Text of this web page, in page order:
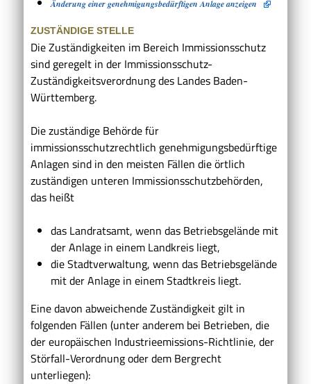
Änderung einer genehmigungsbedürftigen Anlage anzeigen
ZUSTÄNDIGE STELLE
Die Zuständigkeiten im Bereich Immissionsschutz
sind geregelt in der Immissionsschutz-
Zuständigkeitsverordnung des Landes Baden-
Württemberg.
Die zuständige Behörde für
immissionsschutzrechtlich genehmigungsbedürftige
Anlagen sind in den meisten Fällen die örtlich
zuständigen unteren Immissionsschutzbehörden,
das heißt
das Landratsamt, wenn das Betriebsgelände mit
der Anlage in einem Landkreis liegt,
die Stadtverwaltung, wenn das Betriebsgelände
mit der Anlage in einem Stadtkreis liegt.
Eine davon abweichende Zuständigkeit gilt in
folgenden Fällen (unter anderem bei Betrieben, die
der europäischen Industrieemissions-Richtlinie, der
Störfall-Verordnung oder dem Bergrecht
unterliegen):